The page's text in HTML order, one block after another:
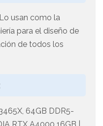
usan como la
para el diseño de
de todos los
64GB DDR5-